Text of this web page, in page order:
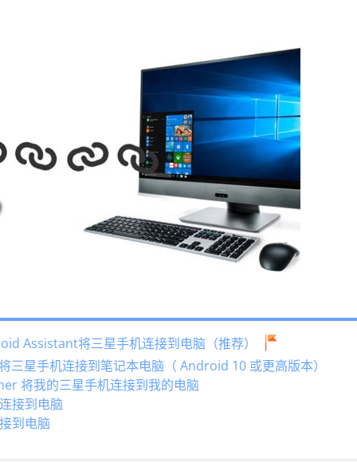
Assistant将三星手机连接到电脑（推荐）
星手机连接到笔记本电脑（ Android 10 或更高版本）
将我的三星手机连接到我的电脑
接到电脑
到电脑